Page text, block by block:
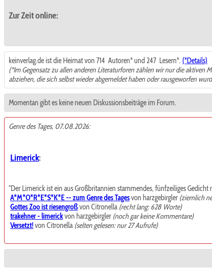
Zur Zeit online:
keinverlag.de ist die Heimat von 714 Autoren* und 247 Lesern*. (*Details)
(*Im Gegensatz zu allen anderen Literaturforen zählen wir nur die
abziehen, die sich selbst wieder abgemeldet haben oder rausgeworfen
Momentan gibt es keine neuen Diskussionsbeiträge im Forum.
Genre des Tages, 07.08.2026:
Limerick:
"Der Limerick ist ein aus Großbritannien stammendes, fünfzeiliges
A*M*O*R*E*S*K*E -- zum Genre des Tagesvon harzgebirgler (ziemlich
Gottes Zoo ist riesengroßvon Citronella (recht lang: 628 Worte)
trakehner - limerickvon harzgebirgler (noch gar keine Kommentare)
Versetzt!von Citronella (selten gelesen: nur 27 Aufrufe)